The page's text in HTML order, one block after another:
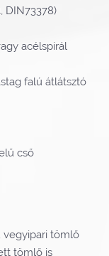
DIN73378)
acélspirál
falú átlátsztó
cső
vegyipari tömlő
tömlő is